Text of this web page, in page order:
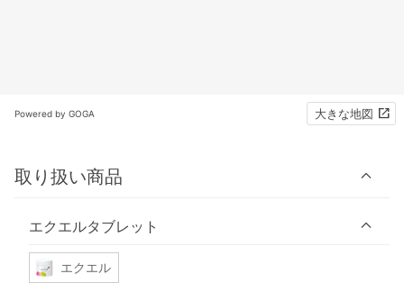
Powered by GOGA 大きな地図
取り扱い商品
エクエルタブレット
エクエル